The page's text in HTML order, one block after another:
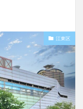
江東区